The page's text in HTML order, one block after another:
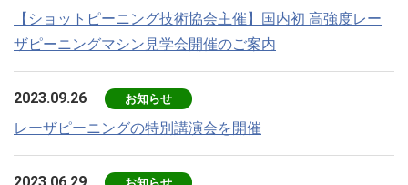
【ショットピーニング技術協会主催】国内初 高強度レー
ザピーニングマシン見学会開催のご案内
2023.09.26 お知らせ
レーザピーニングの特別講演会を開催